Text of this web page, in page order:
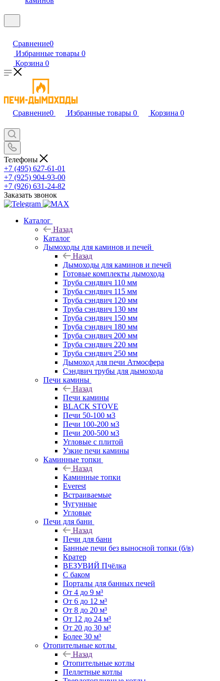
Сравнение0
Избранные товары 0
Корзина 0
Сравнение0 Избранные товары 0 Корзина 0
Телефоны
+7 (495) 627-61-01
+7 (925) 904-93-00
+7 (926) 631-24-82
Заказать звонок
Каталог
Назад
Каталог
Дымоходы для каминов и печей
Назад
Дымоходы для каминов и печей
Готовые комплекты дымохода
Труба сэндвич 110 мм
Труба сэндвич 115 мм
Труба сэндвич 120 мм
Труба сэндвич 130 мм
Труба сэндвич 150 мм
Труба сэндвич 180 мм
Труба сэндвич 200 мм
Труба сэндвич 220 мм
Труба сэндвич 250 мм
Дымоход для печи Атмосфера
Сэндвич трубы для дымохода
Печи камины
Назад
Печи камины
BLACK STOVE
Печи 50-100 м3
Печи 100-200 м3
Печи 200-500 м3
Угловые с плитой
Узкие печи камины
Каминные топки
Назад
Каминные топки
Everest
Встраиваемые
Чугунные
Угловые
Печи для бани
Назад
Печи для бани
Банные печи без выносной топки (б/в)
Кратер
ВЕЗУВИЙ Пчёлка
С баком
Порталы для банных печей
От 4 до 9 м³
От 6 до 12 м³
От 8 до 20 м³
От 12 до 24 м³
От 20 до 30 м³
Более 30 м³
Отопительные котлы
Назад
Отопительные котлы
Пеллетные котлы